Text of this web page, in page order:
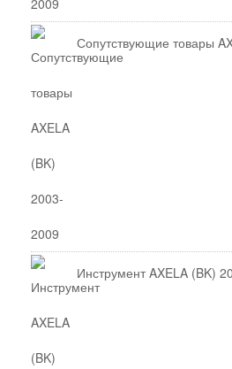
Сопутствующие товары
Инструмент AXELA (BK)